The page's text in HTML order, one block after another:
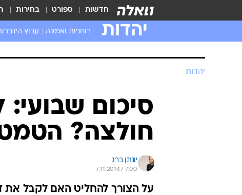
חדשות ספורט בחירות
יהדות רוחניות ואמונה ערוץ
יהדות
סיכום
חולצה?
יונתן ברג
7.11.2014 / 7:00
על הצורך להחליט האם לקבל את